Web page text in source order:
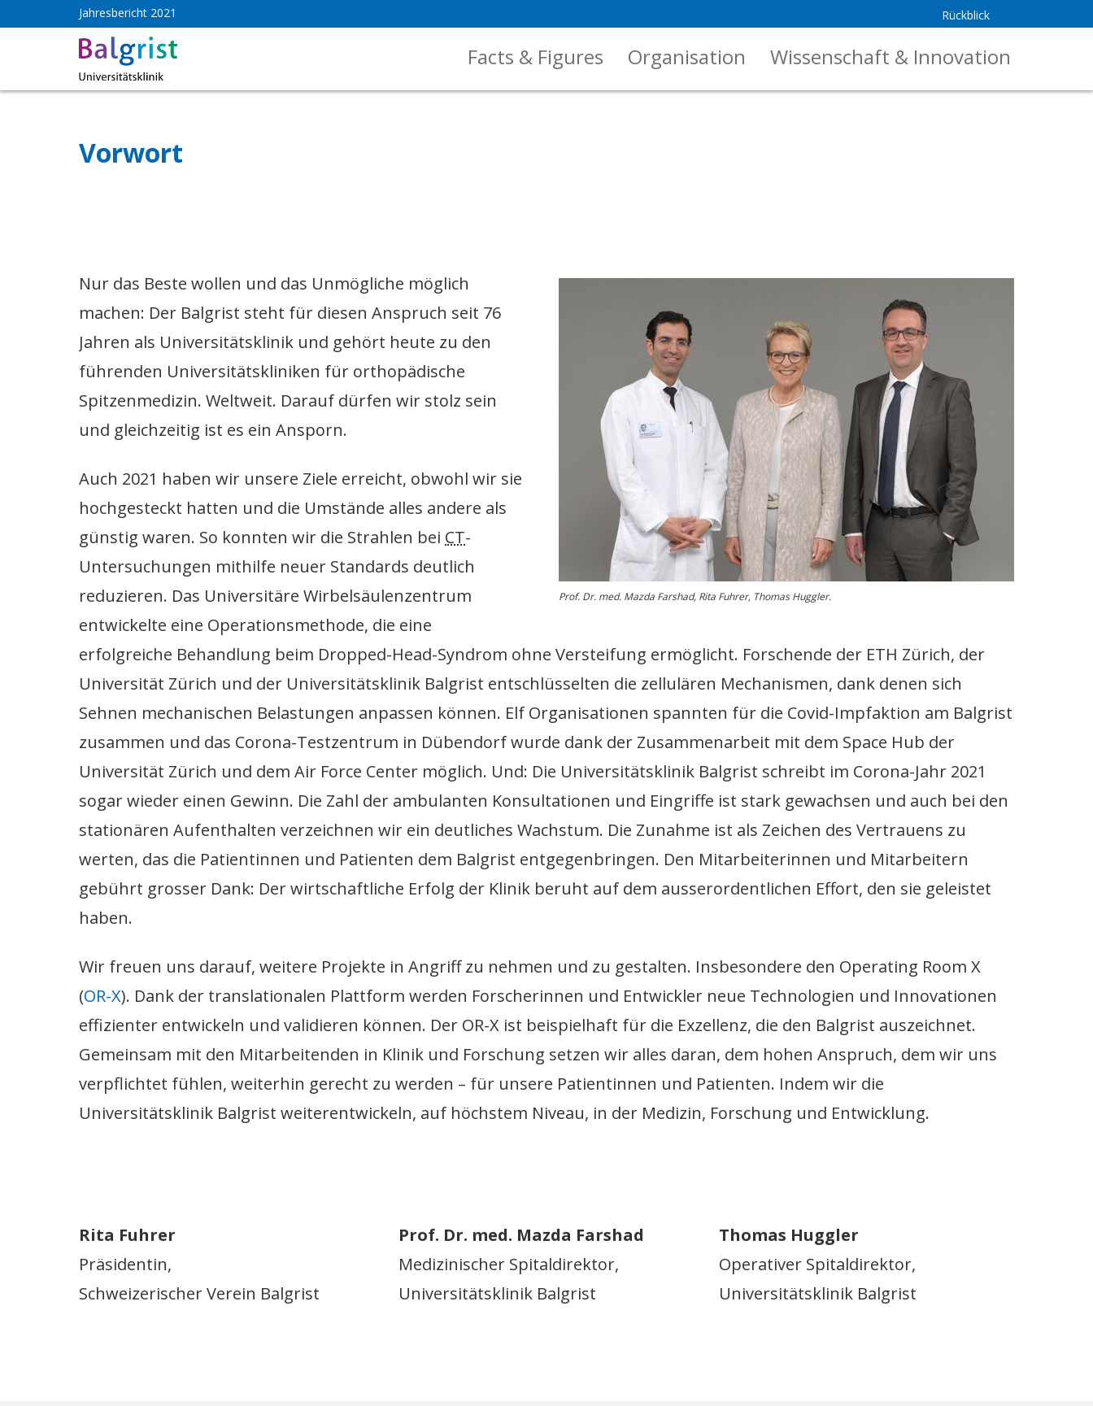
Jahresbericht 2021 Rückblick
Facts & Figures Organisation Wissenschaft & Innovation
Vorwort
Prof. Dr. med. Mazda Farshad, Rita Fuhrer, Thomas Huggler.
Nur das Beste wollen und das Unmögliche möglich
machen: Der Balgrist steht für diesen Anspruch seit 76
Jahren als Universitätsklinik und gehört heute zu den
führenden Universitätskliniken für orthopädische
Spitzenmedizin. Weltweit. Darauf dürfen wir stolz sein
und gleichzeitig ist es ein Ansporn.
Auch 2021 haben wir unsere Ziele erreicht, obwohl wir sie
hochgesteckt hatten und die Umstände alles andere als
günstig waren. So konnten wir die Strahlen bei CT-
Untersuchungen mithilfe neuer Standards deutlich
reduzieren. Das Universitäre Wirbelsäulenzentrum
entwickelte eine Operationsmethode, die eine
erfolgreiche Behandlung beim Dropped-Head-Syndrom ohne Versteifung ermöglicht. Forschende der ETH Zürich, der
Universität Zürich und der Universitätsklinik Balgrist entschlüsselten die zellulären Mechanismen, dank denen sich
Sehnen mechanischen Belastungen anpassen können. Elf Organisationen spannten für die Covid-Impfaktion am Balgrist
zusammen und das Corona-Testzentrum in Dübendorf wurde dank der Zusammenarbeit mit dem Space Hub der
Universität Zürich und dem Air Force Center möglich. Und: Die Universitätsklinik Balgrist schreibt im Corona-Jahr 2021
sogar wieder einen Gewinn. Die Zahl der ambulanten Konsultationen und Eingriffe ist stark gewachsen und auch bei den
stationären Aufenthalten verzeichnen wir ein deutliches Wachstum. Die Zunahme ist als Zeichen des Vertrauens zu
werten, das die Patientinnen und Patienten dem Balgrist entgegenbringen. Den Mitarbeiterinnen und Mitarbeitern
gebührt grosser Dank: Der wirtschaftliche Erfolg der Klinik beruht auf dem ausserordentlichen Effort, den sie geleistet
haben.
Wir freuen uns darauf, weitere Projekte in Angriff zu nehmen und zu gestalten. Insbesondere den Operating Room X
(OR-X). Dank der translationalen Plattform werden Forscherinnen und Entwickler neue Technologien und Innovationen
effizienter entwickeln und validieren können. Der OR-X ist beispielhaft für die Exzellenz, die den Balgrist auszeichnet.
Gemeinsam mit den Mitarbeitenden in Klinik und Forschung setzen wir alles daran, dem hohen Anspruch, dem wir uns
verpflichtet fühlen, weiterhin gerecht zu werden – für unsere Patientinnen und Patienten. Indem wir die
Universitätsklinik Balgrist weiterentwickeln, auf höchstem Niveau, in der Medizin, Forschung und Entwicklung.
Rita Fuhrer
Präsidentin,
Schweizerischer Verein Balgrist
Prof. Dr. med. Mazda Farshad
Medizinischer Spitaldirektor,
Universitätsklinik Balgrist
Thomas Huggler
Operativer Spitaldirektor,
Universitätsklinik Balgrist